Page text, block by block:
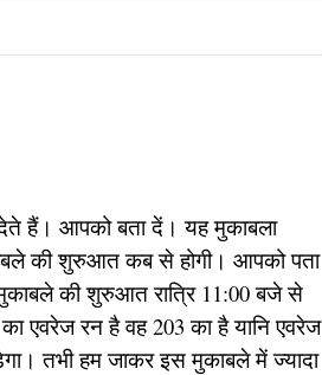
हैं। आपको बता दें। यह मुकाबला
की शुरुआत कब से होगी। आपको पता
की शुरुआत रात्रि 11:00 बजे से
एवरेज रन है वह 203 का है यानि एवरेज
तभी हम जाकर इस मुकाबले में ज्यादा